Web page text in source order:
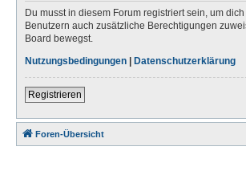
Du musst in diesem Forum registriert sein, um
Benutzern auch zusätzliche Berechtigungen
Board bewegst.
Nutzungsbedingungen | Datenschutzerklärung
Registrieren
Foren-Übersicht